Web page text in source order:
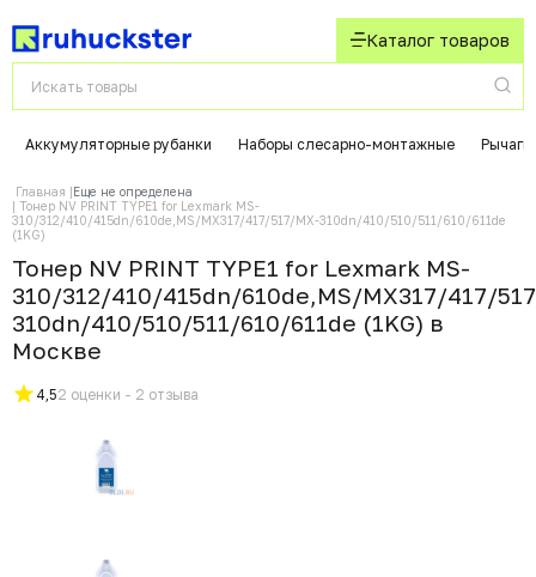
Каталог товаров
Аккумуляторные рубанки Наборы слесарно-монтажные
Главная
Еще не определена
Тонер NV PRINT TYPE1 for Lexmark MS-
310/312/410/415dn/610de,MS/MX317/417/517/MX-310dn/410/510/511/610/611de
(1KG)
Тонер NV PRINT TYPE1 for Lexmark MS-
310/312/410/415dn/610de,MS/MX317/417/
310dn/410/510/511/610/611de (1KG) в
Москвe
4,52 оценки - 2 отзыва